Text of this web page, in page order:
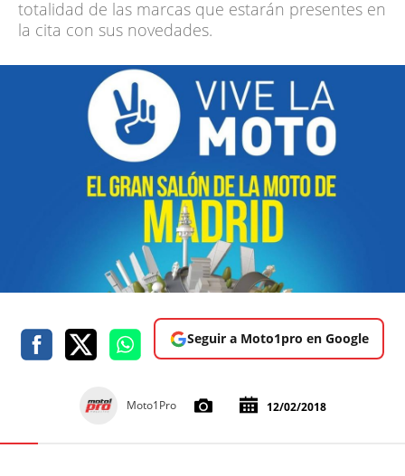
totalidad de las marcas que estarán presentes en
la cita con sus novedades.
Seguir a Moto1pro en Google
Moto1Pro 12/02/2018